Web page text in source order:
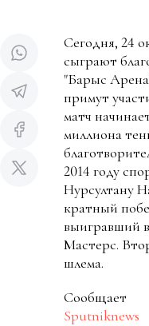
Сегодня, 24
сыграют
"Барыс
примут
матч
миллиона
2014 году
Нурсултану
кратный
выигравший
Мастерс.
шлема.
Сообщает
Sputniknews